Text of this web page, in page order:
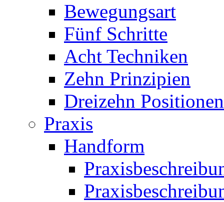
Bewegungsart
Fünf Schritte
Acht Techniken
Zehn Prinzipien
Dreizehn Positionen
Praxis
Handform